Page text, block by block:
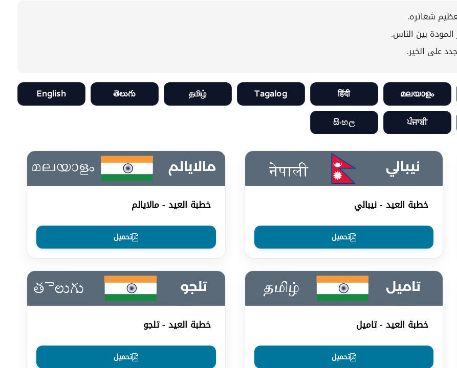
شعائره.
بين الناس.
على الخير.
മലയാളം
हिंदी
Tagalog
தமிழ்
తెలుగు
English
ਪੰਜਾਬੀ
සිංහල
خطبة العيد - مالايالم
تحميل
خطبة العيد - نيبالي
تحميل
خطبة العيد - تلجو
تحميل
خطبة العيد - تاميل
تحميل